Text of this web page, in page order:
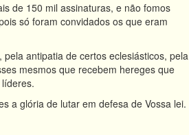
de 150 mil assinaturas, e não fomos
só foram convidados os que eram
antipatia de certos eclesiásticos, pela
mesmos que recebem hereges que
a glória de lutar em defesa de Vossa lei.